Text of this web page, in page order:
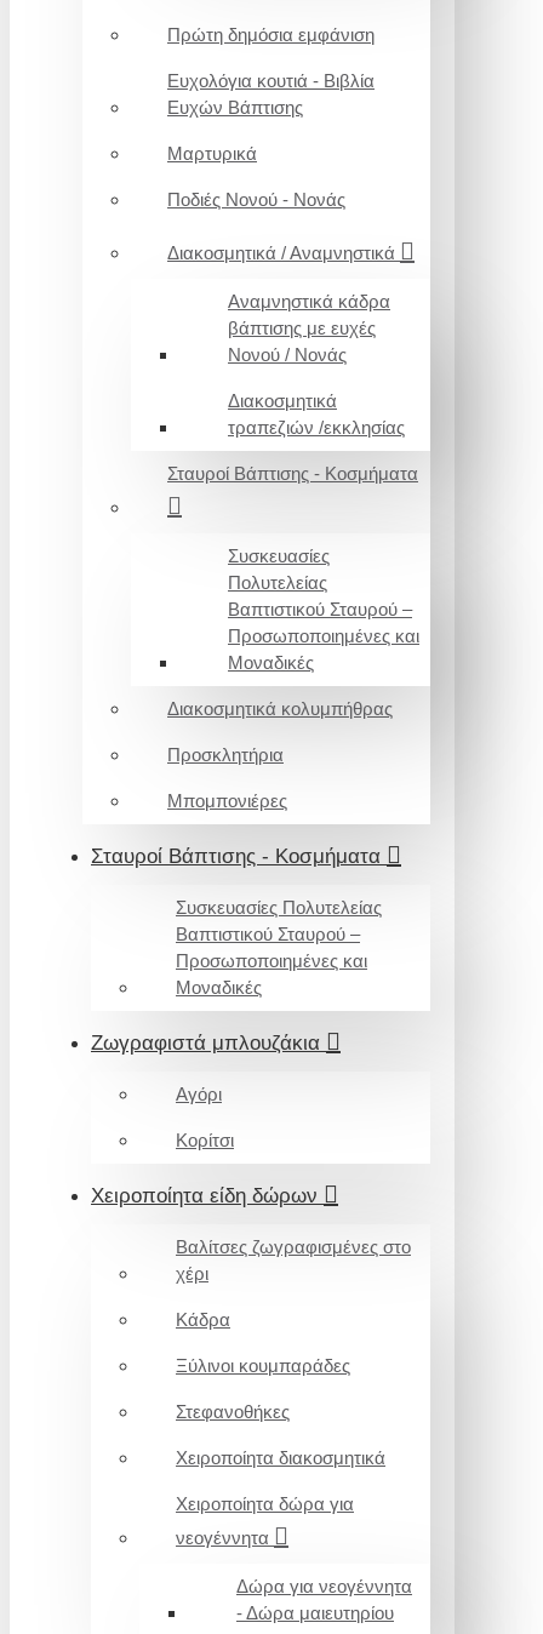
Πρώτη δημόσια εμφάνιση
Ευχολόγια κουτιά - Βιβλία
Ευχών Βάπτισης
Μαρτυρικά
Ποδιές Νονού - Νονάς
Διακοσμητικά / Αναμνηστικά
Αναμνηστικά κάδρα
βάπτισης με ευχές
Νονού / Νονάς
Διακοσμητικά
τραπεζιών /εκκλησίας
Σταυροί Βάπτισης - Κοσμήματα
Συσκευασίες
Πολυτελείας
Βαπτιστικού Σταυρού –
Προσωποποιημένες και
Μοναδικές
Διακοσμητικά κολυμπήθρας
Προσκλητήρια
Μπομπονιέρες
Σταυροί Βάπτισης - Κοσμήματα
Συσκευασίες Πολυτελείας
Βαπτιστικού Σταυρού –
Προσωποποιημένες και
Μοναδικές
Ζωγραφιστά μπλουζάκια
Αγόρι
Κορίτσι
Χειροποίητα είδη δώρων
Βαλίτσες ζωγραφισμένες στο
χέρι
Κάδρα
Ξύλινοι κουμπαράδες
Στεφανοθήκες
Χειροποίητα διακοσμητικά
Χειροποίητα δώρα για
νεογέννητα
Δώρα για νεογέννητα
- Δώρα μαιευτηρίου